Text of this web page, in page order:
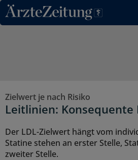
Direkt zum Inhaltsbereich
Zielwert je nach Risiko
Leitlinien: Konsequente
Der LDL-Zielwert hängt vom
Statine stehen an erster Stelle,
zweiter Stelle.